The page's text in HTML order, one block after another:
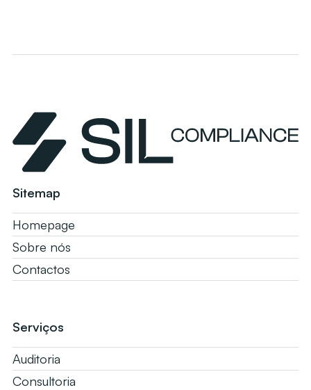
Sitemap
Homepage
Sobre nós
Contactos
Serviços
Auditoria
Consultoria